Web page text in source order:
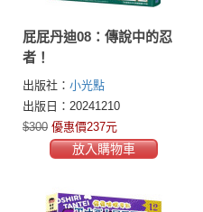
屁屁丹迪08：傳說中的忍
者！
出版社： 小光點
出版日：20241210
$300 優惠價237元
放入購物車